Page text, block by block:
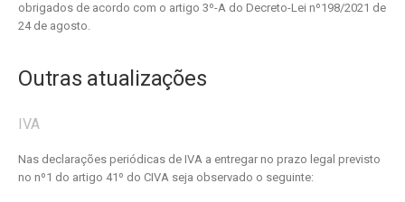
obrigados de acordo com o artigo 3º-A do Decreto-Lei nº198/2021 de
24 de agosto.
Outras atualizações
IVA
Nas declarações periódicas de IVA a entregar no prazo legal previsto
no nº1 do artigo 41º do CIVA seja observado o seguinte: